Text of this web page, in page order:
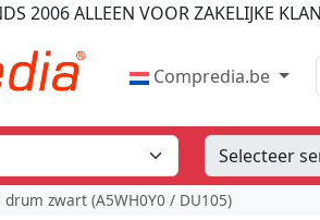
2006ALLEEN VOOR ZAKELIJKE
Compredia.be
zwart (A5WH0Y0 / DU105)